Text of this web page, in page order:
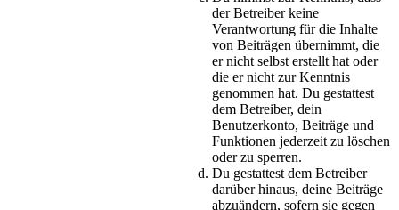
der Betreiber keine
Verantwortung für die Inhalte
von Beiträgen übernimmt, die
er nicht selbst erstellt hat oder
die er nicht zur Kenntnis
genommen hat. Du gestattest
dem Betreiber, dein
Benutzerkonto, Beiträge und
Funktionen jederzeit zu löschen
oder zu sperren.
Du gestattest dem Betreiber
darüber hinaus, deine Beiträge
abzuändern, sofern sie gegen